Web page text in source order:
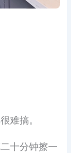
难搞。
十分钟擦一